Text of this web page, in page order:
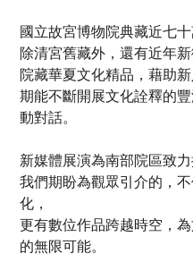
國立故宮博物院典藏近七十
除清宮舊藏外，還有近年新
院藏華夏文化精品，藉助
期能不斷開展文化詮釋的
動對話。
新媒體展演為南部院區致
我們期盼為觀眾引介的，
化，
更有數位作品跨越時空，
的無限可能。